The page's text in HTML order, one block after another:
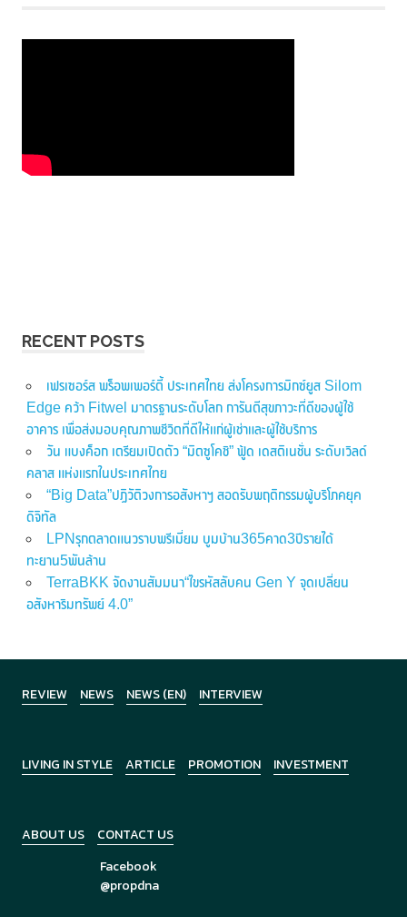
RECENT POSTS
เฟรเซอร์ส พร็อพเพอร์ตี้ ประเทศไทย ส่งโครงการมิกซ์ยูส Silom
Edge คว้า Fitwel มาตรฐานระดับโลก การันตีสุขภาวะที่ดีของผู้ใช้
อาคาร เพื่อส่งมอบคุณภาพชีวิตที่ดีให้แก่ผู้เช่าและผู้ใช้บริการ
วัน แบงค็อก เตรียมเปิดตัว “มิตซูโคชิ” ฟู้ด เดสติเนชั่น ระดับเวิลด์
คลาส แห่งแรกในประเทศไทย
“Big Data”ปฏิวัติวงการอสังหาฯ สอดรับพฤติกรรมผู้บริโภคยุค
ดิจิทัล
LPNรุกตลาดแนวราบพรีเมี่ยม บูมบ้าน365คาด3ปีรายได้
ทะยาน5พันล้าน
TerraBKK จัดงานสัมมนา“ไขรหัสลับคน Gen Y จุดเปลี่ยน
อสังหาริมทรัพย์ 4.0”
REVIEW NEWS NEWS (EN) INTERVIEW
LIVING IN STYLE ARTICLE PROMOTION INVESTMENT
ABOUT US
CONTACT US
Facebook
@propdna